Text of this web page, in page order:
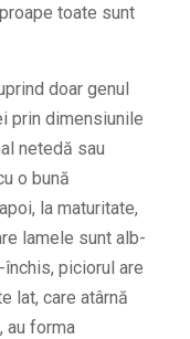
toate sunt
doar genul
prin dimensiunile
netedă sau
o bună
la maturitate,
lamele sunt alb-
piciorul are
lat, care atârnă
au forma